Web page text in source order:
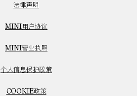
法律声明
MINI用户协议
MINI营业执照
个人信息保护政策
COOKIE政策